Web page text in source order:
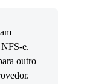
e.
outro